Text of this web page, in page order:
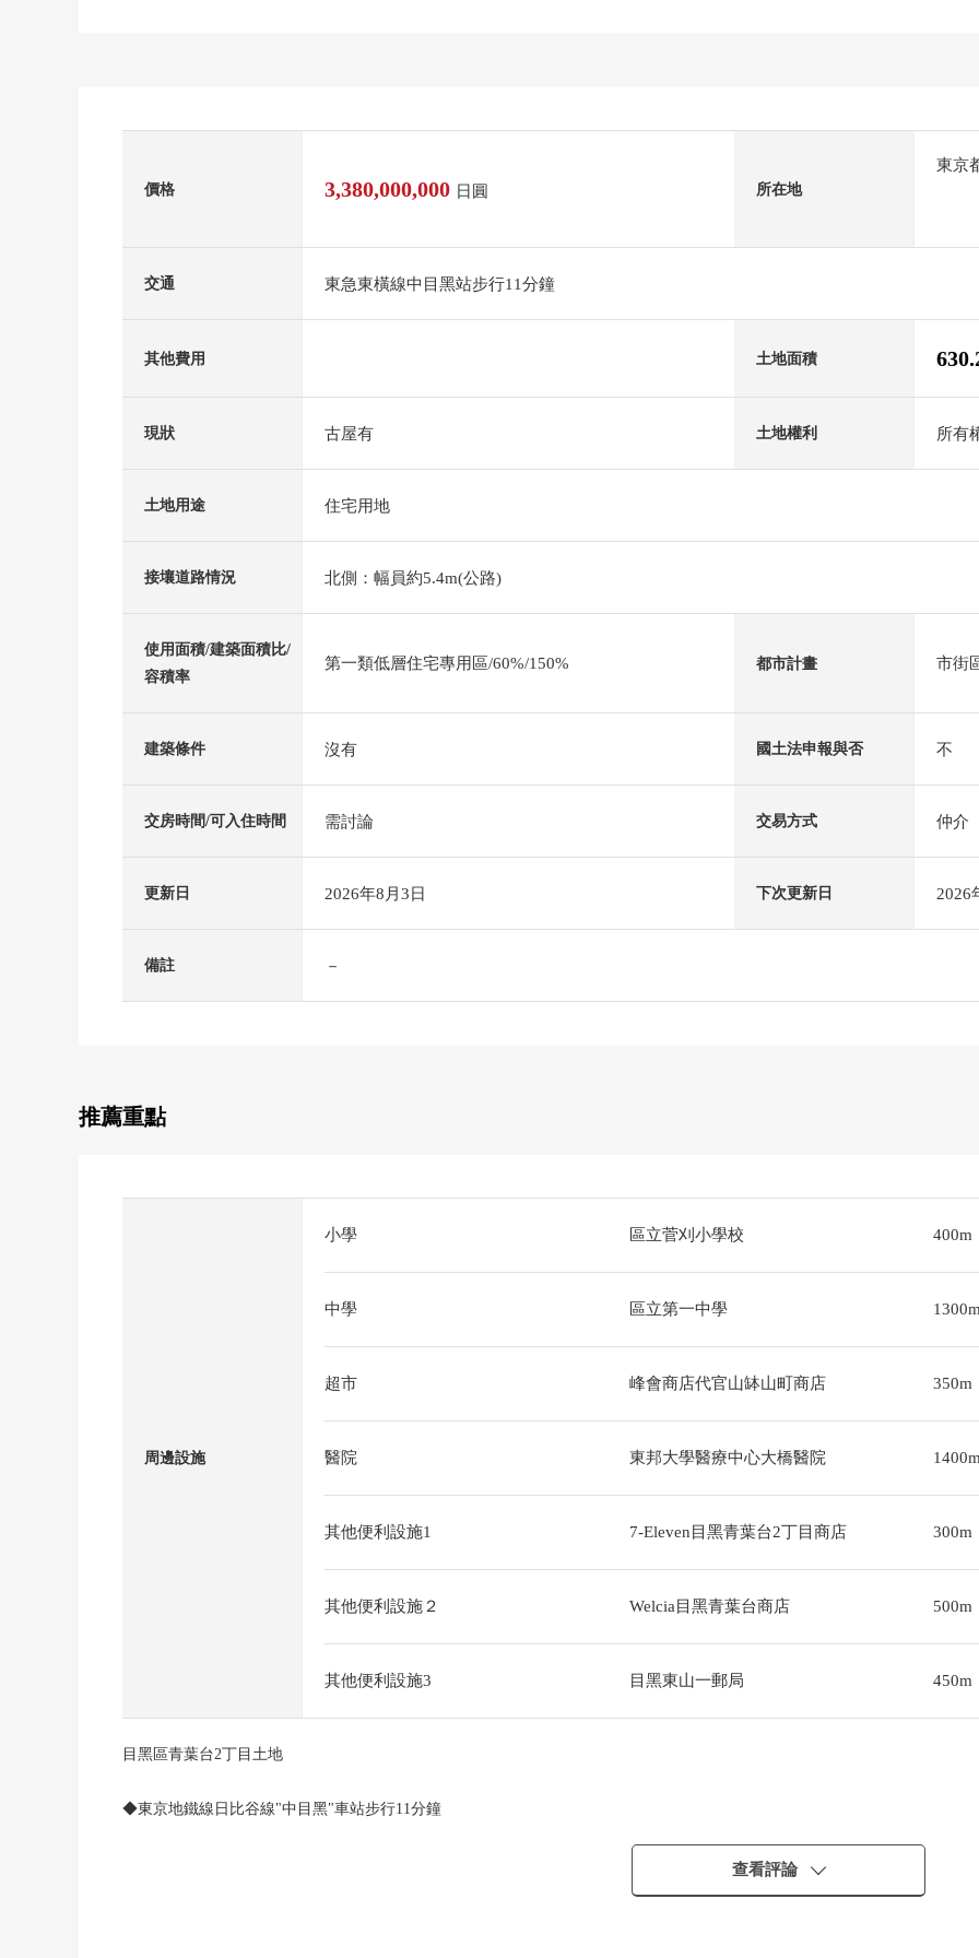
價格 3,380,000,000 日圓 所在地
東京
交通 東急東橫線中目黑站步行11分鐘
其他費用 土地面積
現狀 古屋有 土地權利 所有
土地用途 住宅用地
接壤道路情況 北側：幅員約5.4m(公路)
使用面積/建築面積比/
容積率
第一類低層住宅專用區/60%/150% 都市計畫 市街
建築條件 沒有 國土法申報與否 不
交房時間/可入住時間 需討論 交易方式 仲介
更新日 2026年8月3日 下次更新日 2026
備註 －
推薦重點
周邊設施
小學 區立菅刈小學校 400m
中學 區立第一中學
超市 峰會商店代官山缽山町商店 350m
醫院 東邦大學醫療中心大橋醫院
其他便利設施1 7-Eleven目黑青葉台2丁目商店 300m
其他便利設施２ Welcia目黑青葉台商店 500m
其他便利設施3 目黑東山一郵局 450m
目黑區青葉台2丁目土地
◆東京地鐵線日比谷線"中目黑"車站步行11分鐘
查看評論